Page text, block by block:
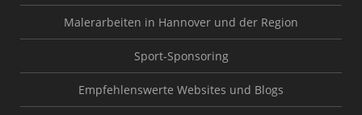
Malerarbeiten in Hannover und der Region
Sport-Sponsoring
Empfehlenswerte Websites und Blogs